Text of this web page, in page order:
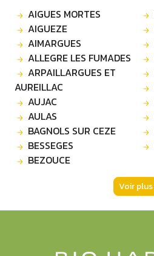
AIGUES MORTES
AIGUEZE
AIMARGUES
ALLEGRE LES FUMADES
ARPAILLARGUES ET
AUREILLAC
AUJAC
AULAS
BAGNOLS SUR CEZE
BESSEGES
BEZOUCE
Voir plus